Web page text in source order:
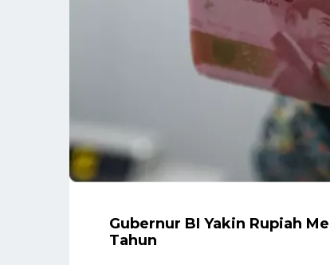
Gubernur BI Yakin Rupiah
Tahun